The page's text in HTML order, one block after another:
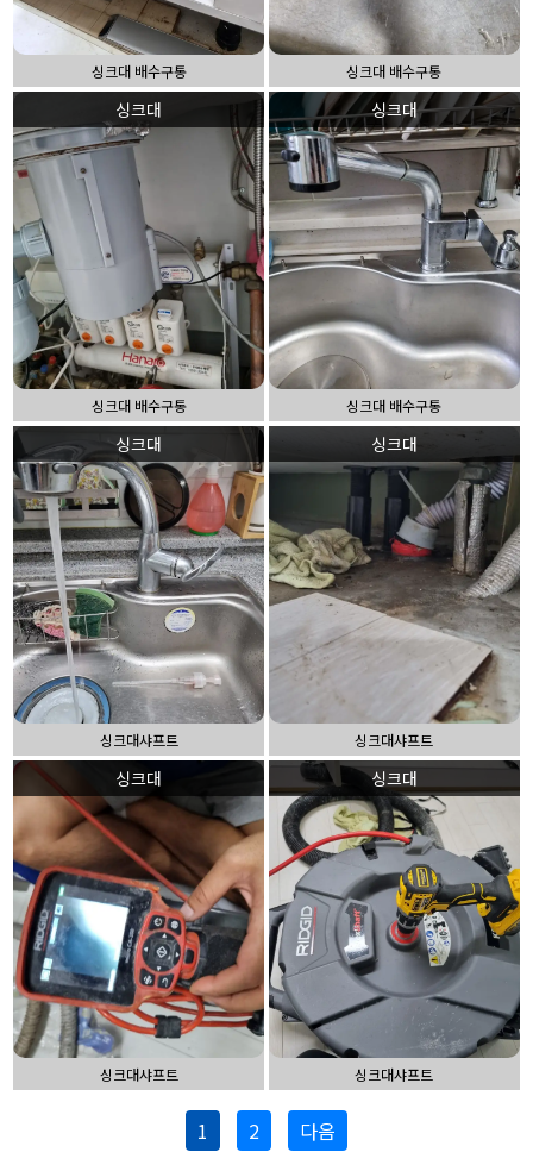
싱크대 배수구통 싱크대 배수구통
싱크대
싱크대 배수구통
싱크대
싱크대 배수구통
싱크대
싱크대샤프트
싱크대
싱크대샤프트
싱크대
싱크대샤프트
싱크대
싱크대샤프트
1 2 다음